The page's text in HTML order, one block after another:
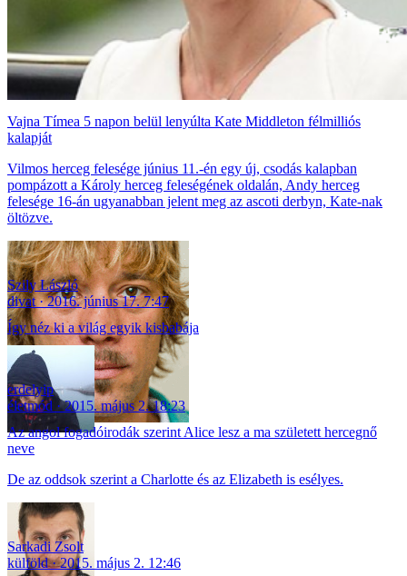
Vajna Tímea 5 napon belül lenyúlta Kate Middleton félmilliós
kalapját
Vilmos herceg felesége június 11.-én egy új, csodás kalapban
pompázott a Károly herceg feleségének oldalán, Andy herceg
felesége 16-án ugyanabban jelent meg az ascoti derbyn, Kate-nak
öltözve.
Szily László
divat
2016. június 17. 7:47
Így néz ki a világ egyik kisbabája
erdelyip
életmód
2015. május 2. 18:23
Az angol fogadóirodák szerint Alice lesz a ma született hercegnő
neve
De az oddsok szerint a Charlotte és az Elizabeth is esélyes.
Sarkadi Zsolt
külföld
2015. május 2. 12:46